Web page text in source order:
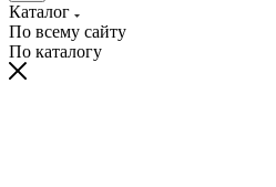
Каталог
По всему сайту
По каталогу